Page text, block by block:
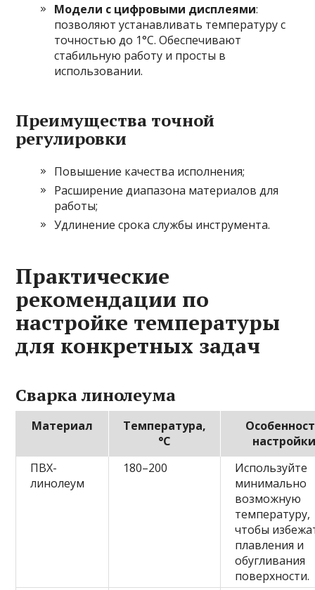
Модели с цифровыми дисплеями:
позволяют устанавливать температуру с
точностью до 1°C. Обеспечивают
стабильную работу и просты в
использовании.
Преимущества точной
регулировки
Повышение качества исполнения;
Расширение диапазона материалов для
работы;
Удлинение срока службы инструмента.
Практические
рекомендации по
настройке температуры
для конкретных задач
Сварка линолеума
Материал
Температура,
°C
настройки
ПВХ-
линолеум
180–200
Используйте
минимально
возможную
температуру,
чтобы
плавления и
обугливания
поверхности.